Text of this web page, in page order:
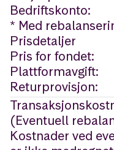
Bedriftskonto:
* Med
Prisdetaljer
Pris for fondet:
Plattformavgift:
Returprovisjon:
(Eventuell
Kostnader ved